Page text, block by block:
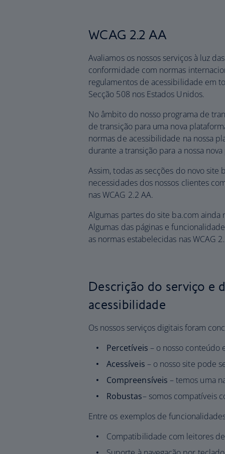
WCAG 2.2 AA
Avaliamos os nossos serviços à luz
conformidade com normas
regulamentos de acessibilidade em
Secção 508 nos Estados Unidos.
No âmbito do nosso programa de
de transição para uma nova
normas de acessibilidade na nossa
durante a transição para a nossa
Assim, todas as secções do novo
necessidades dos nossos clientes
nas WCAG 2.2 AA.
Algumas partes do site ba.com ainda
Algumas das páginas e
as normas estabelecidas nas WCAG
Descrição do serviço e
acessibilidade
Os nossos serviços digitais foram
Percetíveis – o nosso conteúdo
Acessíveis – o nosso site pode
Compreensíveis – temos uma
Robustas– somos compatíveis
Entre os exemplos de
Compatibilidade com leitores